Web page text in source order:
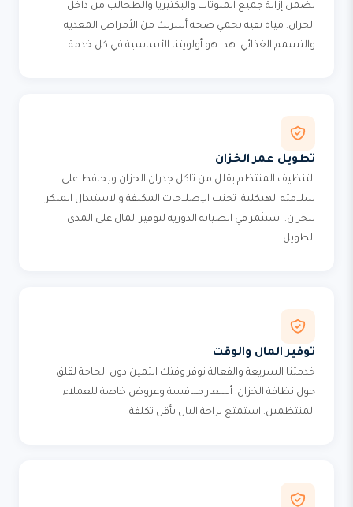
نضمن إزالة جميع الملوثات والبكتيريا والطحالب من داخل
الخزان. مياه نقية تحمي صحة أسرتك من الأمراض المعدية
والتسمم الغذائي. هذا هو أولويتنا الأساسية في كل خدمة.
تطويل عمر الخزان
التنظيف المنتظم يقلل من تآكل جدران الخزان ويحافظ على
سلامته الهيكلية. تجنب الإصلاحات المكلفة والاستبدال المبكر
للخزان. استثمر في الصيانة الدورية لتوفير المال على المدى
الطويل.
توفير المال والوقت
خدمتنا السريعة والفعالة توفر وقتك الثمين دون الحاجة لقلق
حول نظافة الخزان. أسعار منافسة وعروض خاصة للعملاء
المنتظمين. استمتع براحة البال بأقل تكلفة.